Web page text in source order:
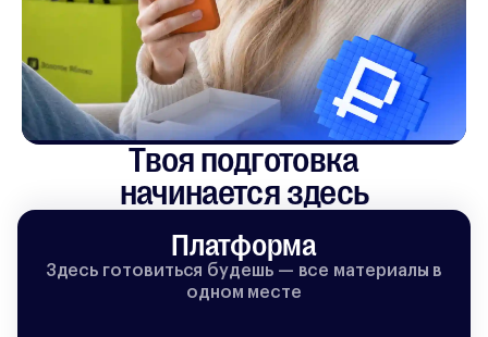
Твоя подготовка
начинается здесь
Платформа
Здесь готовиться будешь — все материалы в
одном месте